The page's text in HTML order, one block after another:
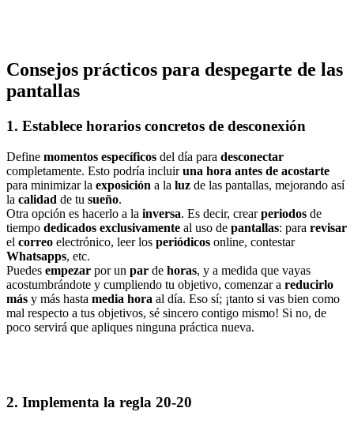
Consejos prácticos para despegarte de las
pantallas
1. Establece horarios concretos de desconexión
Define momentos específicos del día para desconectar
completamente. Esto podría incluiruna hora antes de acostarte
para minimizar la exposición a la luz de las pantallas, mejorando así
la calidad de tu sueño.
Otra opción es hacerlo a la inversa. Es decir, crearperiodos de
tiempo dedicados exclusivamente al uso de pantallas: para revisar
el correo electrónico, leer los periódicos online, contestar
Whatsapps, etc.
Puedes empezar por un par de horas, y a medida que vayas
acostumbrándote y cumpliendo tu objetivo, comenzar a reducirlo
más y más hasta media hora al día. Eso sí; ¡tanto si vas bien como
mal respecto a tus objetivos, sé sincero contigo mismo! Si no, de
poco servirá que apliques ninguna práctica nueva.
2. Implementa la regla 20-20